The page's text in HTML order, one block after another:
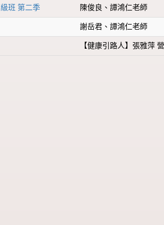
班 第二季 陳俊良、譚鴻仁老師
謝岳君、譚鴻仁老師
【健康引路人】張雅萍